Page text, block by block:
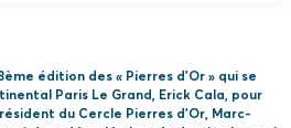
édition des « Pierres d’Or » qui se
Paris Le Grand, Erick Cala, pour
du Cercle Pierres d’Or, Marc-